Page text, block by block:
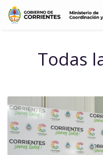
Todas